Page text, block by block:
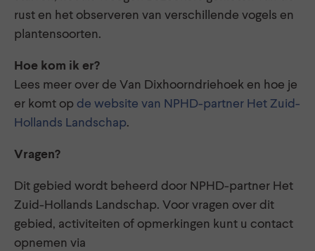
rust en het observeren van verschillende vogels en
plantensoorten.
Hoe kom ik er?
Lees meer over de Van Dixhoorndriehoek en hoe je
er komt op de website van NPHD-partner Het Zuid-
Hollands Landschap.
Vragen?
Dit gebied wordt beheerd door NPHD-partner Het
Zuid-Hollands Landschap. Voor vragen over dit
gebied, activiteiten of opmerkingen kunt u contact
opnemen via